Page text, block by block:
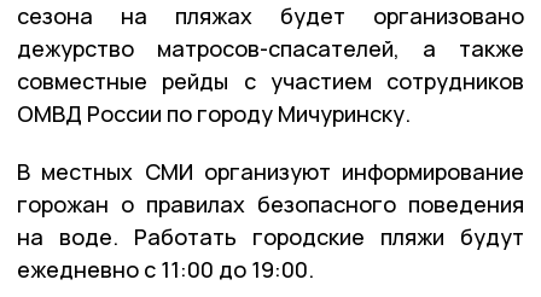
сезона на пляжах будет организовано
дежурство матросов-спасателей, а также
совместные рейды с участием сотрудников
ОМВД России по городу Мичуринску.
В местных СМИ организуют информирование
горожан о правилах безопасного поведения
на воде. Работать городские пляжи будут
ежедневно с 11:00 до 19:00.